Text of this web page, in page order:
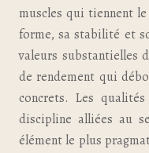
muscles qui tiennent
forme, sa stabilité et
valeurs substantielles
de rendement qui
concrets. Les
discipline alliées au
élément le plus